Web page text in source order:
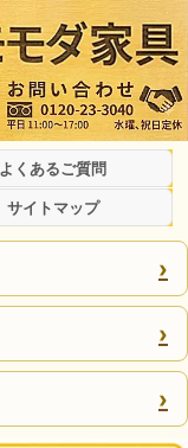
よくあるご質問
サイトマップ
›
›
›